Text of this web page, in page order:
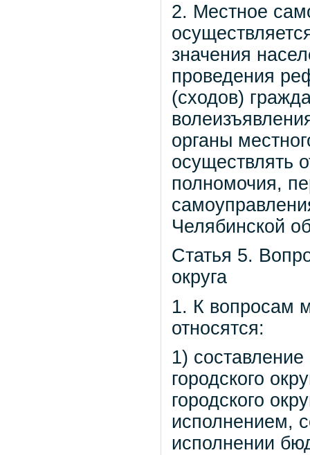
2. Местное
значения
проведения
(сходов)
органы
осуществлять
полномочия,
Челябинской
Статья 5.
округа
1. К вопросам
относятся:
1)
городского
городского
исполнением,
исполнении